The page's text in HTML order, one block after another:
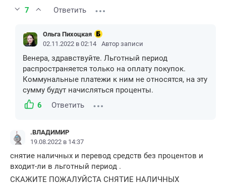
7
Ответить
Ольга Пихоцкая
02.11.2022 в 02:14
Автор записи
Венера, здравствуйте. Льготный период
распространяется только на оплату покупок.
Коммунальные платежи к ним не относятся, на эту
сумму будут начисляться проценты.
6
Ответить
.ВЛАДИМИР
19.08.2022 в 14:37
снятие наличных и перевод средств без процентов и
входит-ли в льготный период .
СКАЖИТЕ ПОЖАЛУЙСТА СНЯТИЕ НАЛИЧНЫХ